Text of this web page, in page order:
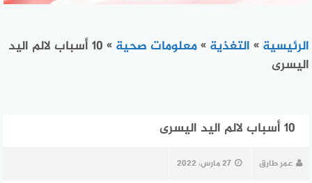
الرئيسية » التغذية »معلومات صحية »
10 أسباب لالم اليد
اليسرى
10 أسباب لالم اليد اليسرى
عمر طارق 27 مارس، 2022